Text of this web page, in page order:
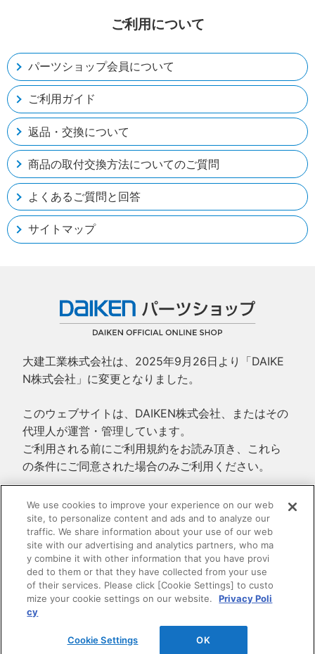
ご利用について
パーツショップ会員について
ご利用ガイド
返品・交換について
商品の取付交換方法についてのご質問
よくあるご質問と回答
サイトマップ
大建工業株式会社は、2025年9月26日より「DAIKE
N株式会社」に変更となりました。
このウェブサイトは、DAIKEN株式会社、またはその
代理人が運営・管理しています。
ご利用される前にご利用規約をお読み頂き、これら
の条件にご同意された場合のみご利用ください。
ご利用規約
プライバシーポリシー
特定商取引法に基づく表示
© 2010-2026DAIKEN CORPORATION
We use cookies to improve your experience on our web
site, to personalize content and ads and to analyze our
traffic. We share information about your use of our web
site with our advertising and analytics partners, who ma
y combine it with other information that you have provi
ded to them or that they have collected from your use
of their services. Please click [Cookie Settings] to custo
mize your cookie settings on our website.
Privacy Poli
cy
Cookie Settings OK